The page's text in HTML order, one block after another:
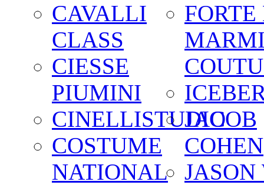
CAVALLI
CLASS
CIESSE
PIUMINI
CINELLISTUDIO
COSTUME
NATIONAL
FORTE
JACOB
COHEN
JASON